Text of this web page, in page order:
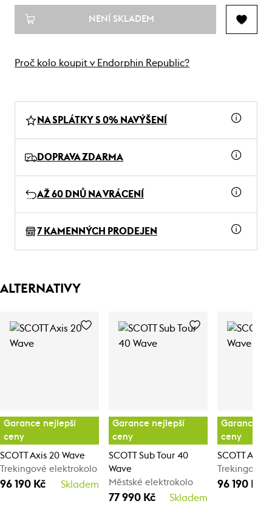
NENÍ SKLADEM
Proč kolo koupit v Endorphin Republic?
NA SPLÁTKY S 0% NAVÝŠENÍ
DOPRAVA ZDARMA
AŽ 60 DNŮ NA VRÁCENÍ
7 KAMENNÝCH PRODEJEN
ALTERNATIVY
Garance nejlepší
ceny
SCOTT Axis 20 Wave
Trekingové elektrokolo
96 190 Kč Skladem
Garance nejlepší
ceny
SCOTT Sub Tour 40
Wave
Městské elektrokolo
77 990 Kč Skladem
Garance
ceny
SCOTT Axis
Trekingové
96 190 Kč